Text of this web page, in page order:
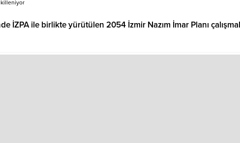
İZPA ile birlikte yürütülen 2054 İzmir Nazım İmar Planı